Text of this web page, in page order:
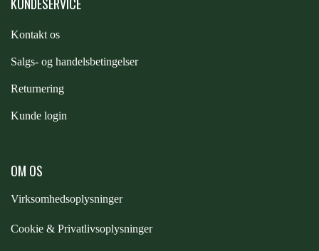
PREMIER EQUINE INSEKTBESKYTTELSE
Kontakt os
Salgs- og handelsbetingelser
Returnering
Kunde login
OM OS
Virksomhedsoplysninger
Cookie & Privatlivsoplysninger